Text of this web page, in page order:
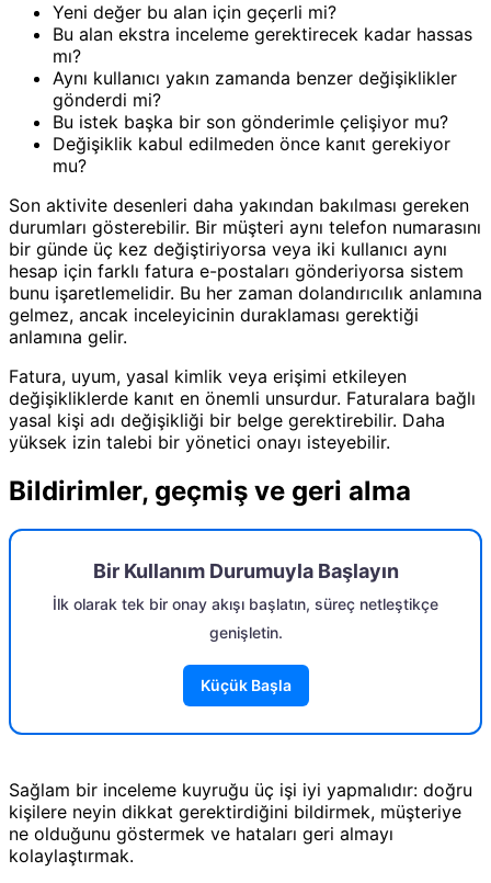
Yeni değer bu alan için geçerli mi?
Bu alan ekstra inceleme gerektirecek kadar hassas
mı?
Aynı kullanıcı yakın zamanda benzer değişiklikler
gönderdi mi?
Bu istek başka bir son gönderimle çelişiyor mu?
Değişiklik kabul edilmeden önce kanıt gerekiyor
mu?
Son aktivite desenleri daha yakından bakılması gereken
durumları gösterebilir. Bir müşteri aynı telefon numarasını
bir günde üç kez değiştiriyorsa veya iki kullanıcı aynı
hesap için farklı fatura e-postaları gönderiyorsa sistem
bunu işaretlemelidir. Bu her zaman dolandırıcılık anlamına
gelmez, ancak inceleyicinin duraklaması gerektiği
anlamına gelir.
Fatura, uyum, yasal kimlik veya erişimi etkileyen
değişikliklerde kanıt en önemli unsurdur. Faturalara bağlı
yasal kişi adı değişikliği bir belge gerektirebilir. Daha
yüksek izin talebi bir yönetici onayı isteyebilir.
Bildirimler, geçmiş ve geri alma
Bir Kullanım Durumuyla Başlayın
İlk olarak tek bir onay akışı başlatın, süreç netleştikçe
genişletin.
Küçük Başla
Sağlam bir inceleme kuyruğu üç işi iyi yapmalıdır: doğru
kişilere neyin dikkat gerektirdiğini bildirmek, müşteriye
ne olduğunu göstermek ve hataları geri almayı
kolaylaştırmak.